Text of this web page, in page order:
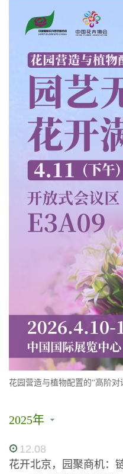
花园营造与植物配置的“高阶
2025年
12.08
花开北京，园聚商机：